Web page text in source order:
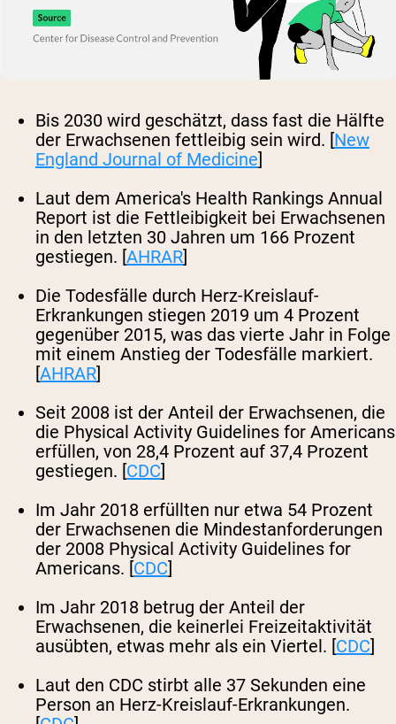
Bis 2030 wird geschätzt, dass fast die Hälfte
der Erwachsenen fettleibig sein wird. [New
England Journal of Medicine]
Laut dem America's Health Rankings Annual
Report ist die Fettleibigkeit bei Erwachsenen
in den letzten 30 Jahren um 166 Prozent
gestiegen. [AHRAR]
Die Todesfälle durch Herz-Kreislauf-
Erkrankungen stiegen 2019 um 4 Prozent
gegenüber 2015, was das vierte Jahr in Folge
mit einem Anstieg der Todesfälle markiert.
[AHRAR]
Seit 2008 ist der Anteil der Erwachsenen, die
die Physical Activity Guidelines for Americans
erfüllen, von 28,4 Prozent auf 37,4 Prozent
gestiegen. [CDC]
Im Jahr 2018 erfüllten nur etwa 54 Prozent
der Erwachsenen die Mindestanforderungen
der 2008 Physical Activity Guidelines for
Americans. [CDC]
Im Jahr 2018 betrug der Anteil der
Erwachsenen, die keinerlei Freizeitaktivität
ausübten, etwas mehr als ein Viertel. [CDC]
Laut den CDC stirbt alle 37 Sekunden eine
Person an Herz-Kreislauf-Erkrankungen.